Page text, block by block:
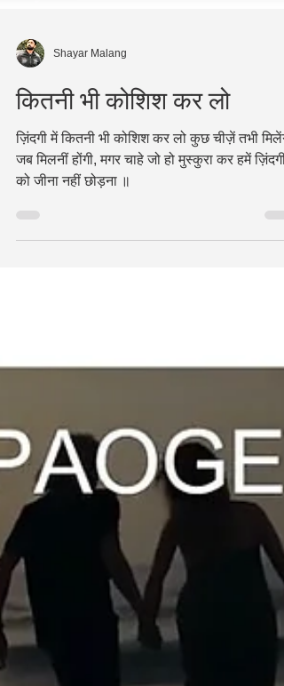
Shayar Malang
कितनी भी कोशिश कर लो
ज़िंदगी में कितनी भी कोशिश कर लो कुछ चीज़ें तभी
जब मिलनीं होंगी, मगर चाहे जो हो मुस्कुरा कर हमें ज़िंदगी